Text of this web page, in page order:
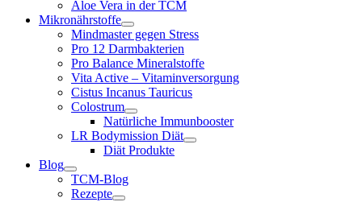
Aloe Vera in der TCM
Mikronährstoffe
Mindmaster gegen Stress
Pro 12 Darmbakterien
Pro Balance Mineralstoffe
Vita Active – Vitaminversorgung
Cistus Incanus Tauricus
Colostrum
Natürliche Immunbooster
LR Bodymission Diät
Diät Produkte
Blog
TCM-Blog
Rezepte